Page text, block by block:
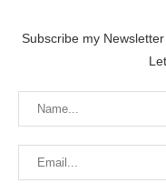
Subscribe my